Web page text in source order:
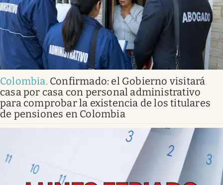
Colombia. Confirmado: el Gobierno visitará
casa por casa con personal administrativo
para comprobar la existencia de los titulares
de pensiones en Colombia